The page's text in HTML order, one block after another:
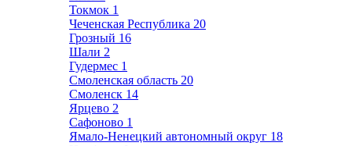
Токмок 1
Чеченская Республика 20
Грозный 16
Шали 2
Гудермес 1
Смоленская область 20
Смоленск 14
Ярцево 2
Сафоново 1
Ямало-Ненецкий автономный округ 18